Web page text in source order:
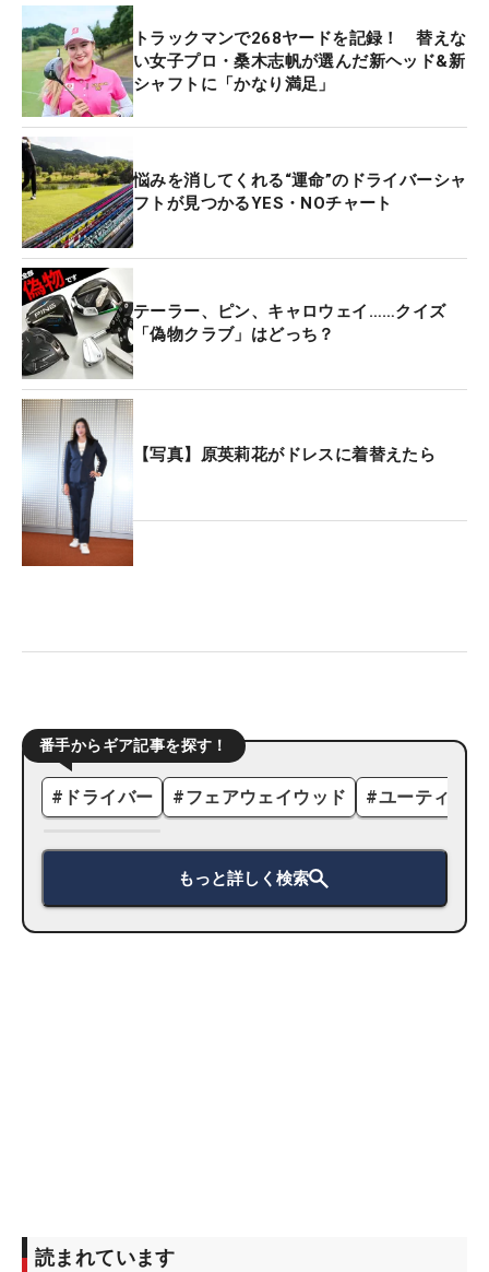
トラックマンで268ヤードを記録！ 替えな
い女子プロ・桑木志帆が選んだ新ヘッド&新
シャフトに「かなり満足」
悩みを消してくれる“運命”のドライバーシャ
フトが見つかるYES・NOチャート
テーラー、ピン、キャロウェイ……クイズ
「偽物クラブ」はどっち？
【写真】原英莉花がドレスに着替えたら
番手からギア記事を探す！
# ドライバー #フェアウェイウッド #ユーティリ
もっと詳しく検索
読まれています